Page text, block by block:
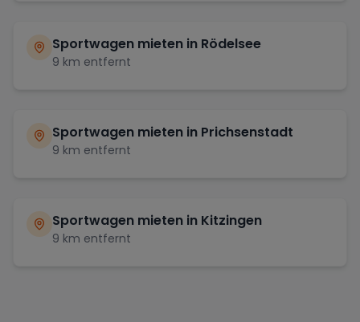
Sportwagen mieten in Rödelsee
9 km entfernt
Sportwagen mieten in Prichsenstadt
9 km entfernt
Sportwagen mieten in Kitzingen
9 km entfernt